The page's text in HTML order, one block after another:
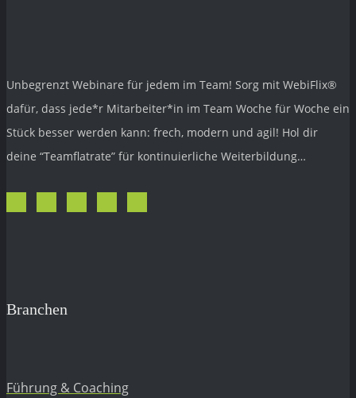
Unbegrenzt Webinare für jedem im Team! Sorg mit WebiFlix®
dafür, dass jede*r Mitarbeiter*in im Team Woche für Woche ein
Stück besser werden kann: frech, modern und agil! Hol dir
deine “Teamflatrate” für kontinuierliche Weiterbildung…
Branchen
Führung & Coaching